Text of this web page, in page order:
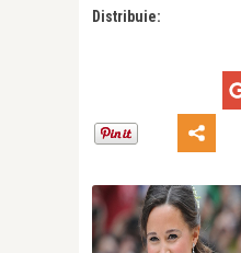
Distribuie: